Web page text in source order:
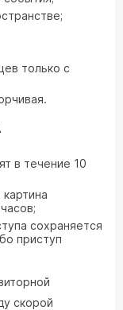
только с
в течение 10
картина
сохраняется
приступ
скорой